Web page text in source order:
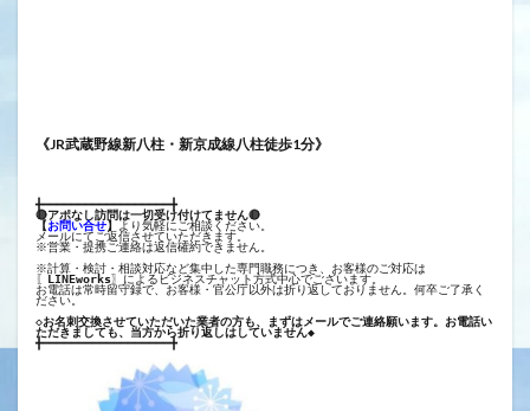
《JR武蔵野線新八柱・新京成線八柱徒歩1分》
╋━━━━━━━━━━━━━━━━━━╋
🔴アポなし訪問は一切受け付けてません🔴
【お問い合せ】より気軽にご相談ください。
メールにてご返信させていただきます。
※営業・提携ご連絡は返信確約できません。
※計算・検討・相談対応など集中した専門職務につき、お客様のご対応は
〖 LINEworks〗によるビジネスチャット方式中心でございます。
お電話は常時留守録で、お客様・官公庁以外は折り返しておりません。何卒ご了承く
ださい。
◇お名刺交換させていただいた業者の方も、まずはメールでご連絡願います。お電話い
ただきましても、当方から折り返しはしていません◆
╋━━━━━━━━━━━━━━━━━━╋